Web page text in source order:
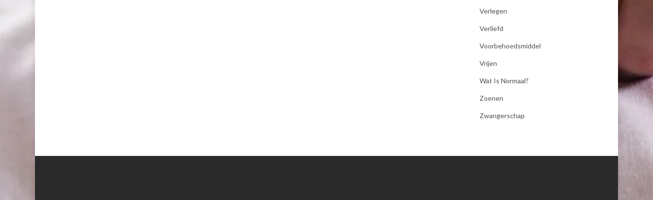
Verlegen
Verliefd
Voorbehoedsmiddel
Vrijen
Wat Is Normaal?
Zoenen
Zwangerschap